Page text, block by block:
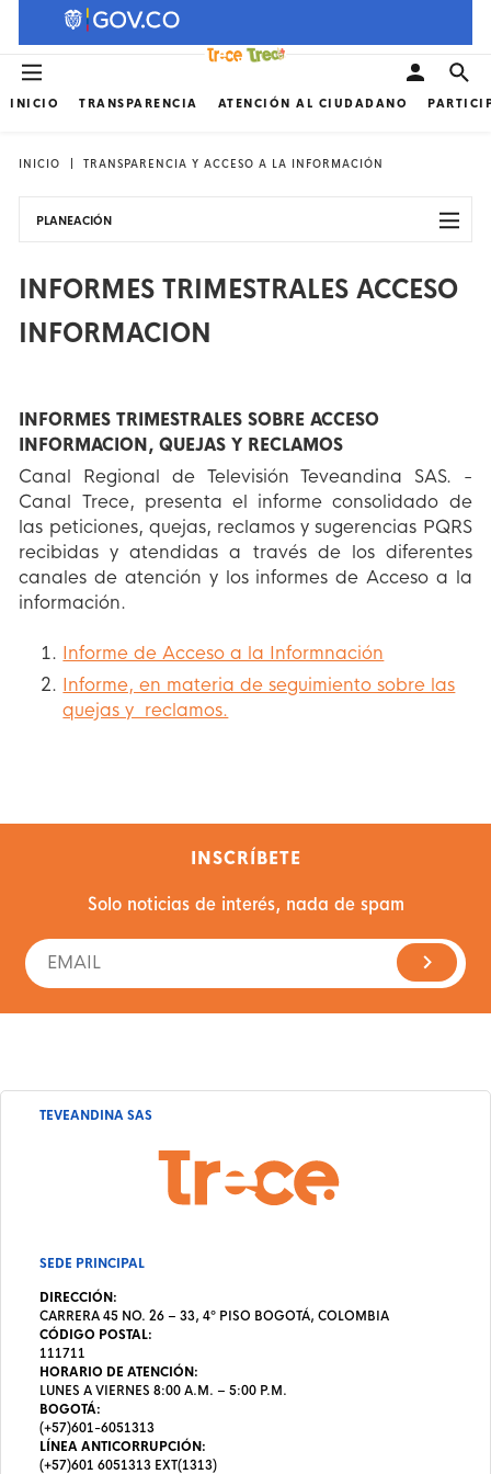
INICIO TRANSPARENCIA ATENCIÓN AL CIUDADANO
INICIO TRANSPARENCIA Y ACCESO A LA INFORMACIÓN
PLANEACIÓN
INFORMES TRIMESTRALES ACCESO
INFORMACION
INFORMES TRIMESTRALES SOBRE ACCESO
INFORMACION, QUEJAS Y RECLAMOS
Canal Regional de Televisión Teveandina SAS. -
Canal Trece, presenta el informe consolidado de
las peticiones, quejas, reclamos y sugerencias PQRS
recibidas y atendidas a través de los diferentes
canales de atención y los informes de Acceso a la
información.
Informe de Acceso a la Informnación
Informe, en materia de seguimiento sobre las
quejas y reclamos.
INSCRÍBETE
Solo noticias de interés, nada de spam
TEVEANDINA SAS
SEDE PRINCIPAL
DIRECCIÓN:
CARRERA 45 NO. 26 – 33, 4º PISO BOGOTÁ, COLOMBIA
CÓDIGO POSTAL:
111711
HORARIO DE ATENCIÓN:
LUNES A VIERNES 8:00 A.M. – 5:00 P.M.
BOGOTÁ:
(+57)601-6051313
LÍNEA ANTICORRUPCIÓN:
(+57)601 6051313 EXT(1313)